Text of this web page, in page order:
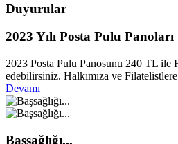
Duyurular
2023 Yılı Posta Pulu Panoları
2023 Posta Pulu Panosunu 240 TL ile
edebilirsiniz. Halkımıza ve
Devamı
Başsağlığı...